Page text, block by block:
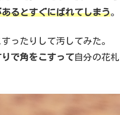
るとすぐにばれてしまう。
ったりして汚してみた。
で角をこすって自分の花